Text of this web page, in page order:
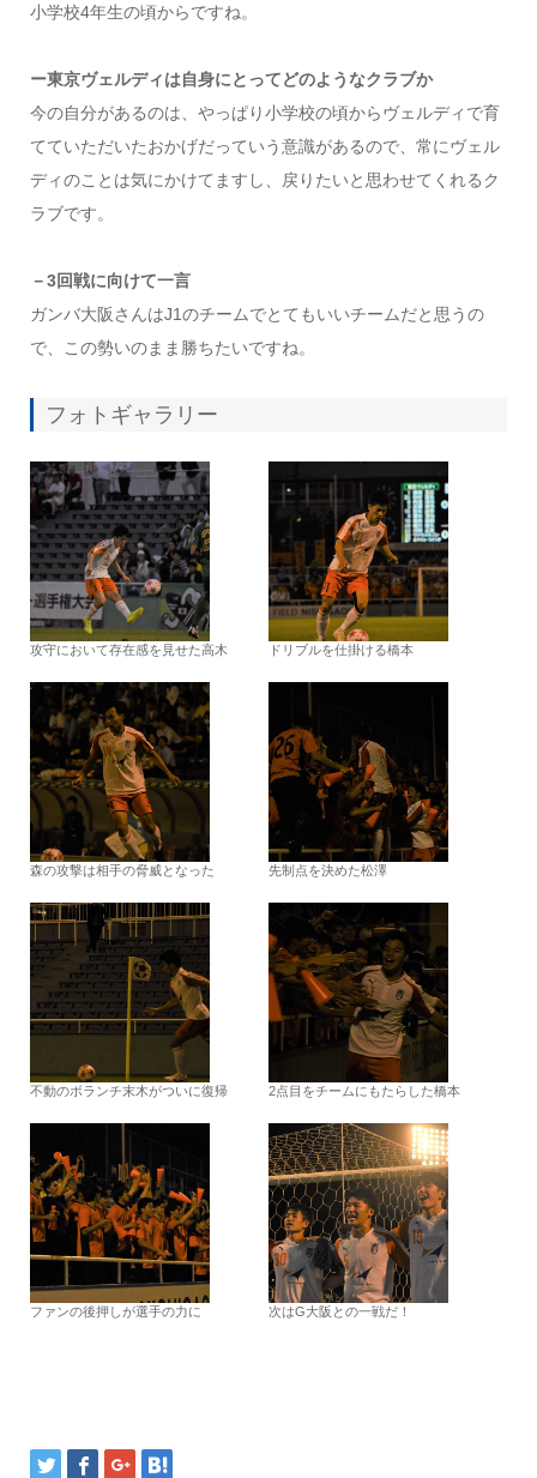
小学校4年生の頃からですね。
ー東京ヴェルディは自身にとってどのようなクラブか
今の自分があるのは、やっぱり小学校の頃からヴェルディで育
てていただいたおかげだっていう意識があるので、常にヴェル
ディのことは気にかけてますし、戻りたいと思わせてくれるク
ラブです。
－3回戦に向けて一言
ガンバ大阪さんはJ1のチームでとてもいいチームだと思うの
で、この勢いのまま勝ちたいですね。
フォトギャラリー
攻守において存在感を見せた高木 ドリブルを仕掛ける橋本
森の攻撃は相手の脅威となった 先制点を決めた松澤
不動のボランチ末木がついに復帰 2点目をチームにもたらした橋本
ファンの後押しが選手の力に 次はG大阪との一戦だ！